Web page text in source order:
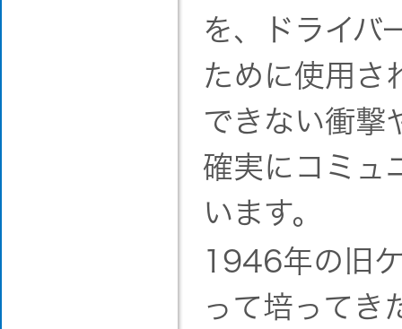
を、ドライバ
ために使用さ
できない衝撃
確実にコミュ
います。
1946年の旧
って培ってき